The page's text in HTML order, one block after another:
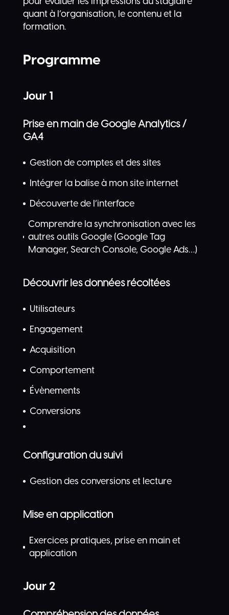
quant à l’organisation, le contenu et la
formation.
Programme
Jour 1
Prise en main de Google Analytics /
GA4
Gestion de comptes et des sites
Intégrer la balise à mon site internet
Découverte de l’interface
Comprendre la synchronisation avec les
autres outils Google (Google Tag
Manager, Search Console, Google Ads…)
Découvrir les données récoltées
Utilisateurs
Engagement
Acquisition
Comportement
Évènements
Conversions
Configuration du suivi
Gestion des conversions et lecture
Mise en application
Exercices pratiques, prise en main et
application
Jour 2